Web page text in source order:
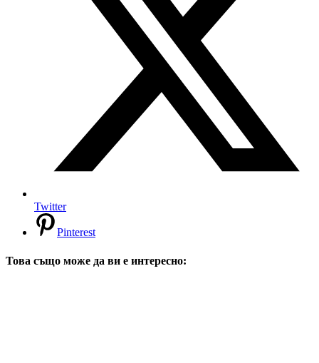
Twitter
Pinterest
Това също може да ви е интересно: